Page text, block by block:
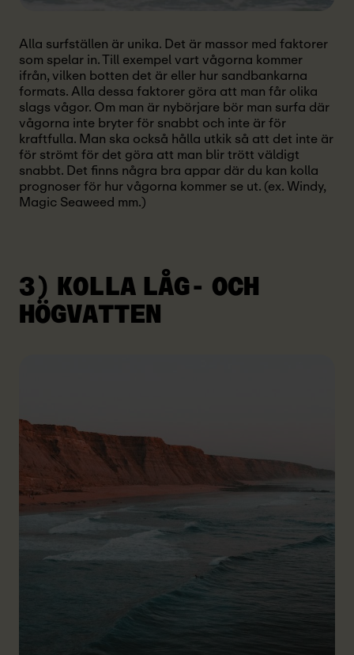
Alla surfställen är unika. Det är massor med faktorer
som spelar in. Till exempel vart vågorna kommer
ifrån, vilken botten det är eller hur sandbankarna
formats. Alla dessa faktorer göra att man får olika
slags vågor. Om man är nybörjare bör man surfa där
vågorna inte bryter för snabbt och inte är för
kraftfulla. Man ska också hålla utkik så att det inte är
för strömt för det göra att man blir trött väldigt
snabbt. Det finns några bra appar där du kan kolla
prognoser för hur vågorna kommer se ut. (ex. Windy,
Magic Seaweed mm.)
3) KOLLA LÅG- OCH
HÖGVATTEN